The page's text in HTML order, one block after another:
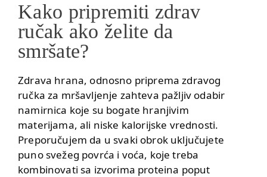
Kako pripremiti zdrav
ručak ako želite da
smršate?
Zdrava hrana, odnosno priprema zdravog
ručka za mršavljenje zahteva pažljiv odabir
namirnica koje su bogate hranjivim
materijama, ali niske kalorijske vrednosti.
Preporučujem da u svaki obrok uključujete
puno svežeg povrća i voća, koje treba
kombinovati sa izvorima proteina poput